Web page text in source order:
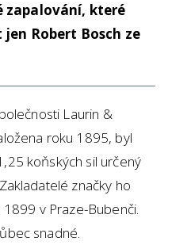
které
Robert Bosch ze
Laurin &
roku 1895, byl
koňských sil určený
značky ho
v Praze-Bubenči.
snadné.